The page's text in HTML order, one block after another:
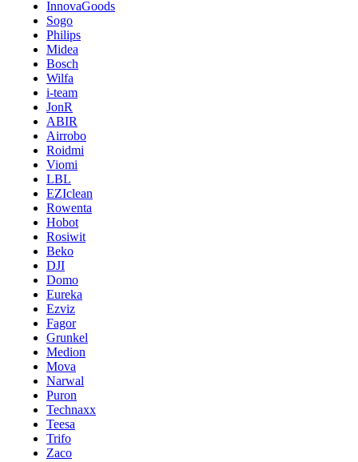
InnovaGoods
Sogo
Philips
Midea
Bosch
Wilfa
i-team
JonR
ABIR
Airrobo
Roidmi
Viomi
LBL
EZIclean
Rowenta
Hobot
Rosiwit
Beko
DJI
Domo
Eureka
Ezviz
Fagor
Grunkel
Medion
Mova
Narwal
Puron
Technaxx
Teesa
Trifo
Zaco